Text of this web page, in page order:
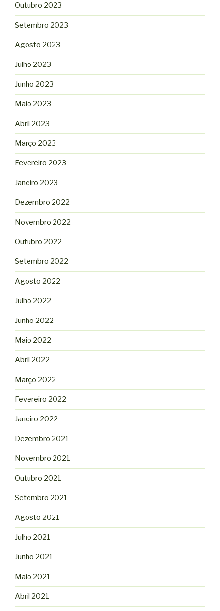
Outubro 2023
Setembro 2023
Agosto 2023
Julho 2023
Junho 2023
Maio 2023
Abril 2023
Março 2023
Fevereiro 2023
Janeiro 2023
Dezembro 2022
Novembro 2022
Outubro 2022
Setembro 2022
Agosto 2022
Julho 2022
Junho 2022
Maio 2022
Abril 2022
Março 2022
Fevereiro 2022
Janeiro 2022
Dezembro 2021
Novembro 2021
Outubro 2021
Setembro 2021
Agosto 2021
Julho 2021
Junho 2021
Maio 2021
Abril 2021